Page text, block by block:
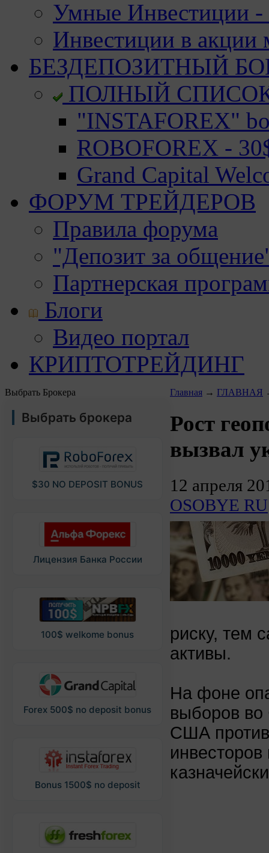
Умные Инвестиции -
Инвестиции в акции
БЕЗДЕПОЗИТНЫЙ
ПОЛНЫЙ
"INSTAFOREX"
ROBOFOREX -
Grand Capital
ФОРУМ ТРЕЙДЕРОВ
Правила форума
"Депозит за
Партнерская
Блоги
Видео портал
КРИПТОТРЕЙДИНГ
Выбрать Брокера
Выбрать брокера
$30 NO DEPOSIT BONUS
Лицензия Банка России
100$ welkome bonus
Forex 500$ no deposit bonus
Bonus 1500$ no deposit
Главная → ГЛАВНАЯ
Рост
вызвал
12 апреля
OSOBYE RU
риску, тем
активы.
На фоне
выборов
США